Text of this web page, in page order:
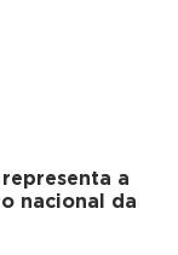
a
nacional da